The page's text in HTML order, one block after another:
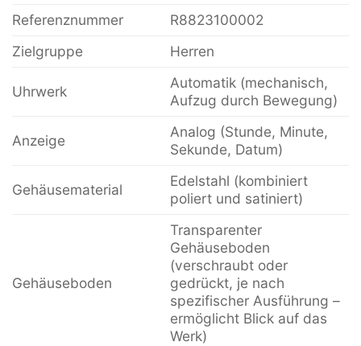
Referenznummer
R8823100002
Zielgruppe
Herren
Uhrwerk
Automatik (mechanisch,
Aufzug durch Bewegung)
Anzeige
Analog (Stunde, Minute,
Sekunde, Datum)
Gehäusematerial
Edelstahl (kombiniert
poliert und satiniert)
Gehäuseboden
Transparenter
Gehäuseboden
(verschraubt oder
gedrückt, je nach
spezifischer Ausführung –
ermöglicht Blick auf das
Werk)